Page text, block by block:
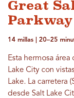
Great
14 millas | 20–25
Esta hermosa
Lake City con
Lake. La carretera
desde Salt Lake